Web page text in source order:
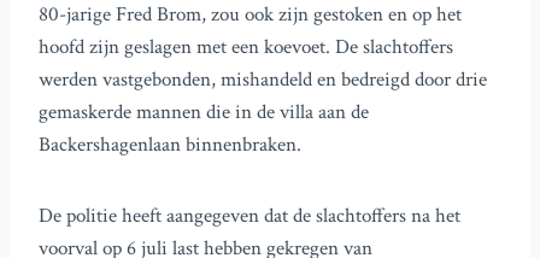
80-jarige Fred Brom, zou ook zijn gestoken en op het
hoofd zijn geslagen met een koevoet. De slachtoffers
werden vastgebonden, mishandeld en bedreigd door drie
gemaskerde mannen die in de villa aan de
Backershagenlaan binnenbraken.
De politie heeft aangegeven dat de slachtoffers na het
voorval op 6 juli last hebben gekregen van